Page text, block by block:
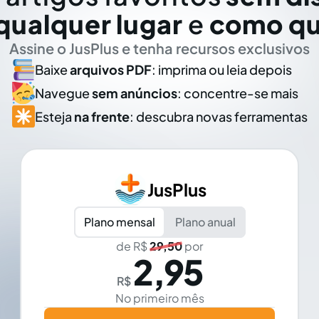
lugar e como
Assine o JusPlus e tenha recursos exclusivos
Baixearquivos PDF: imprima ou leia depois
Naveguesem anúncios: concentre-se mais
Esteja na frente: descubra novas ferramentas
JusPlus
Plano mensal
Plano anual
de R$29,50por
R$ 2,95
No primeiro mês